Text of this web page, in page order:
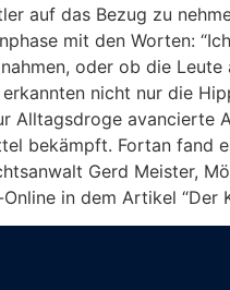
auf das Bezug zu
mit den Worten:
oder ob die
nicht nur die
Alltagsdroge avancierte
bekämpft. Fortan fand
Gerd Meister,
in dem Artikel “Der